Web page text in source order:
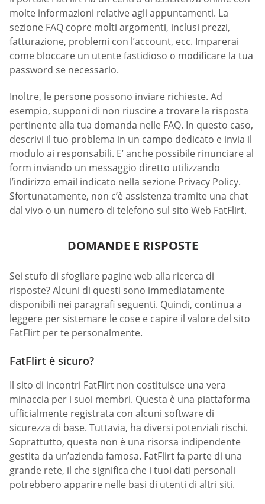
molte informazioni relative agli appuntamenti. La
sezione FAQ copre molti argomenti, inclusi prezzi,
fatturazione, problemi con l’account, ecc. Imparerai
come bloccare un utente fastidioso o modificare la tua
password se necessario.
Inoltre, le persone possono inviare richieste. Ad
esempio, supponi di non riuscire a trovare la risposta
pertinente alla tua domanda nelle FAQ. In questo caso,
descrivi il tuo problema in un campo dedicato e invia il
modulo ai responsabili. E’ anche possibile rinunciare al
form inviando un messaggio diretto utilizzando
l’indirizzo email indicato nella sezione Privacy Policy.
Sfortunatamente, non c’è assistenza tramite una chat
dal vivo o un numero di telefono sul sito Web FatFlirt.
DOMANDE E RISPOSTE
Sei stufo di sfogliare pagine web alla ricerca di
risposte? Alcuni di questi sono immediatamente
disponibili nei paragrafi seguenti. Quindi, continua a
leggere per sistemare le cose e capire il valore del sito
FatFlirt per te personalmente.
FatFlirt è sicuro?
Il sito di incontri FatFlirt non costituisce una vera
minaccia per i suoi membri. Questa è una piattaforma
ufficialmente registrata con alcuni software di
sicurezza di base. Tuttavia, ha diversi potenziali rischi.
Soprattutto, questa non è una risorsa indipendente
gestita da un’azienda famosa. FatFlirt fa parte di una
grande rete, il che significa che i tuoi dati personali
potrebbero apparire nelle basi di utenti di altri siti.